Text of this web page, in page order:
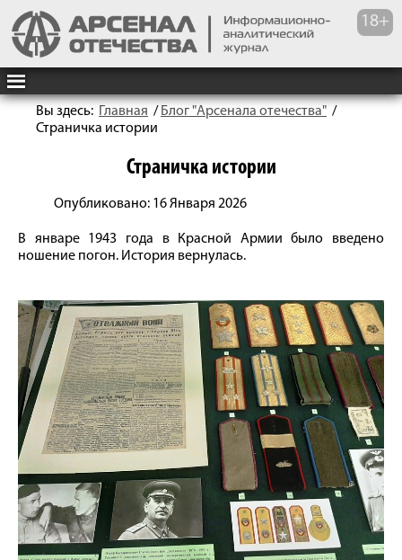
Вы здесь: Главная / Блог "Арсенала отечества" /
Страничка истории
Страничка истории
Опубликовано: 16 Января 2026
В январе 1943 года в Красной Армии было введено
ношение погон. История вернулась.